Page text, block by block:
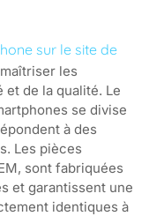
sur le site de
les
de la qualité. Le
se divise
à des
Les pièces
sont fabriquées
et garantissent une
identiques à